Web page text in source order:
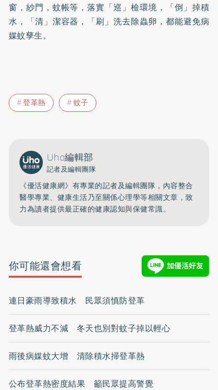
窗，紗門，蚊帳等，落實「巡」檢環境，「倒」掉積
水，「清」潔容器，「刷」洗去除蟲卵，都能避免病
媒蚊孳生。
登革熱 蚊子
Uho編輯部
記者及編輯團隊
《優活健康網》有專業的記者及編輯團隊，內容整合
醫學專業、健康生活乃至關係心理學等相關文章，致
力為讀者提供最正確的健康認知與保健常識。
你可能還會想看
連日豪雨導致積水 民眾須慎防登革
登革熱威力不減 冬天也別對蚊子掉以輕心
雨後病媒蚊大增 清除積水掃登革熱
公布登革熱密度結果 籲民眾提高警覺